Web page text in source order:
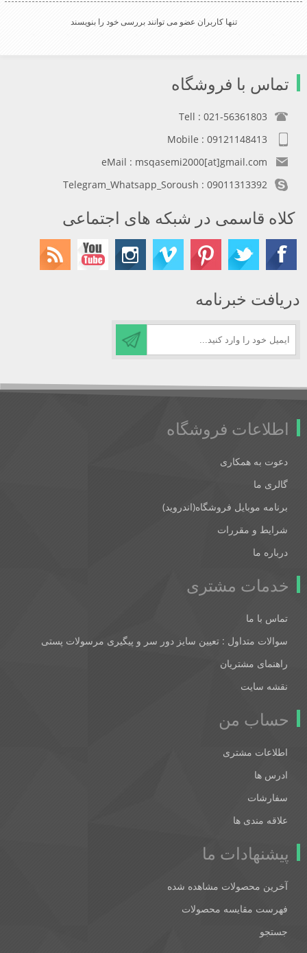
تنها کاربران عضو می توانند بررسی خود را بنویسند
تماس با فروشگاه
Tell : 021-56361803
Mobile : 09121148413
eMail : msqasemi2000[at]gmail.com
Telegram_Whatsapp_Soroush : 09011313392
کلاه قاسمی در شبکه های اجتماعی
دریافت خبرنامه
اطلاعات فروشگاه
دعوت به همکاری
گالری ما
برنامه موبایل فروشگاه(اندروید)
شرایط و مقررات
درباره ما
خدمات مشتری
تماس با ما
سوالات متداول : تعیین سایز دور سر و پیگیری مرسولات پستی
راهنمای مشتریان
نقشه سایت
حساب من
اطلاعات مشتری
ادرس ها
سفارشات
علاقه مندی ها
پیشنهادات ما
آخرین محصولات مشاهده شده
فهرست مقایسه محصولات
جستجو